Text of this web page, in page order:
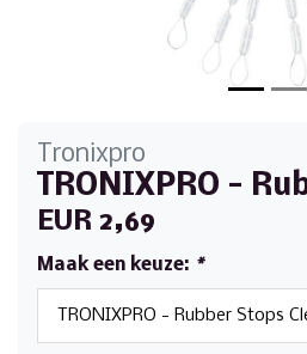
Tronixpro
TRONIXPRO -
EUR 2,69
Maak een keuze: *